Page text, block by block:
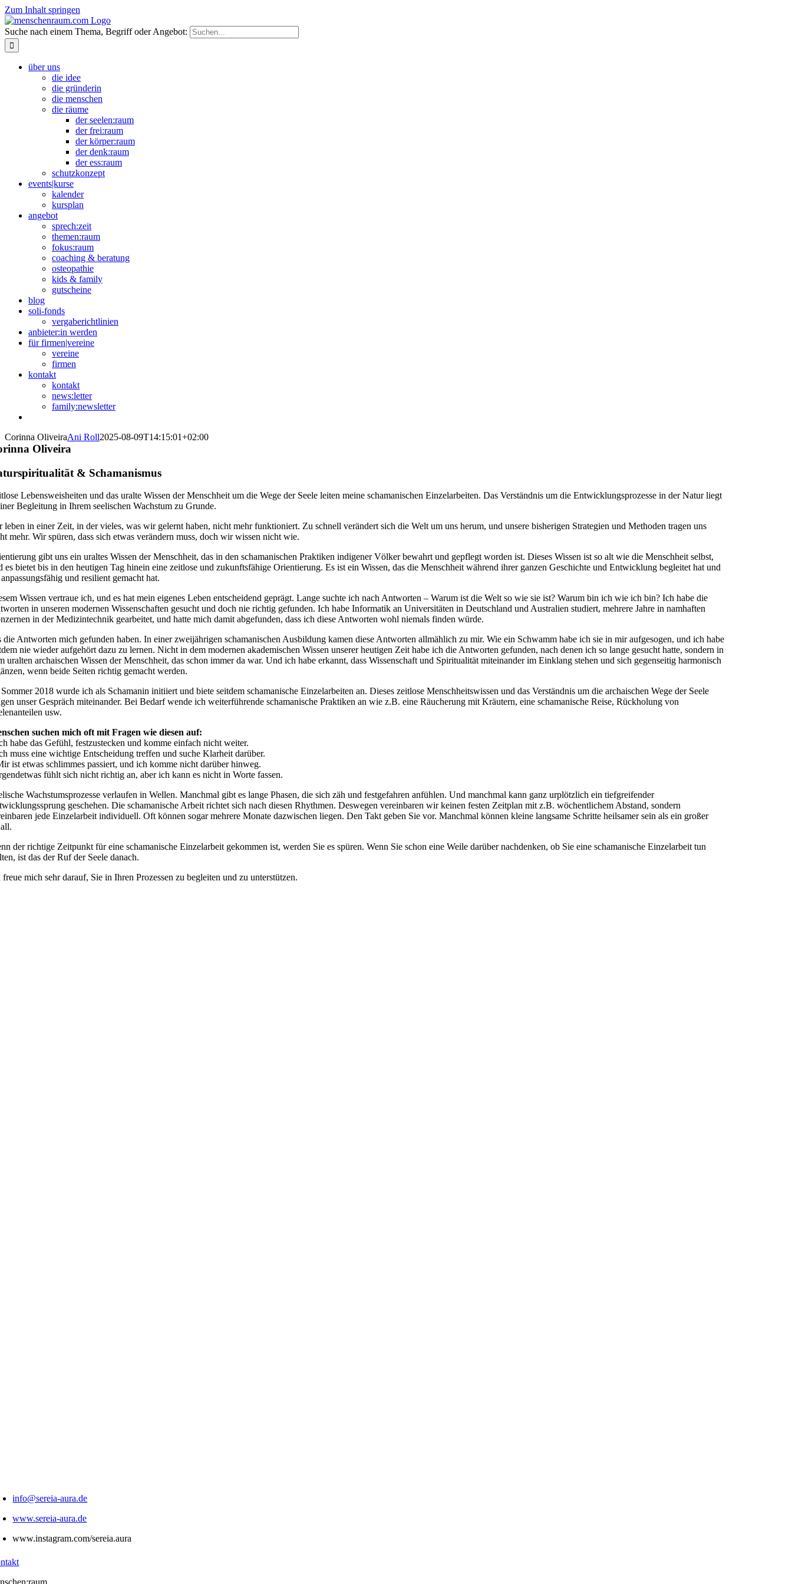
Zum Inhalt springen
Suche nach einem Thema, Begriff oder Angebot:
über uns
die idee
die gründerin
die menschen
die räume
der seelen:raum
der frei:raum
der körper:raum
der denk:raum
der ess:raum
schutzkonzept
events|kurse
kalender
kursplan
angebot
sprech:zeit
themen:raum
fokus:raum
coaching & beratung
osteopathie
kids & family
gutscheine
blog
soli-fonds
vergaberichtlinien
anbieter:in werden
für firmen|vereine
vereine
firmen
kontakt
kontakt
news:letter
family:newsletter
Corinna OliveiraAni Roll2025-08-09T14:15:01+02:00
Oliveira
& Schamanismus
Lebensweisheiten und das uralte Wissen der Menschheit um die Wege der Seele leiten meine schamanischen Einzelarbeiten. Das Verständnis um die Entwicklungsprozesse in der Natur liegt
Begleitung in Ihrem seelischen Wachstum zu Grunde.
leben in einer Zeit, in der vieles, was wir gelernt haben, nicht mehr funktioniert. Zu schnell verändert sich die Welt um uns herum, und unsere bisherigen Strategien und Methoden tragen uns
mehr. Wir spüren, dass sich etwas verändern muss, doch wir wissen nicht wie.
gibt uns ein uraltes Wissen der Menschheit, das in den schamanischen Praktiken indigener Völker bewahrt und gepflegt worden ist. Dieses Wissen ist so alt wie die Menschheit selbst,
es bietet bis in den heutigen Tag hinein eine zeitlose und zukunftsfähige Orientierung. Es ist ein Wissen, das die Menschheit während ihrer ganzen Geschichte und Entwicklung begleitet hat und
anpassungsfähig und resilient gemacht hat.
Wissen vertraue ich, und es hat mein eigenes Leben entscheidend geprägt. Lange suchte ich nach Antworten – Warum ist die Welt so wie sie ist? Warum bin ich wie ich bin? Ich habe die
in unseren modernen Wissenschaften gesucht und doch nie richtig gefunden. Ich habe Informatik an Universitäten in Deutschland und Australien studiert, mehrere Jahre in namhaften
in der Medizintechnik gearbeitet, und hatte mich damit abgefunden, dass ich diese Antworten wohl niemals finden würde.
die Antworten mich gefunden haben. In einer zweijährigen schamanischen Ausbildung kamen diese Antworten allmählich zu mir. Wie ein Schwamm habe ich sie in mir aufgesogen, und ich habe
nie wieder aufgehört dazu zu lernen. Nicht in dem modernen akademischen Wissen unserer heutigen Zeit habe ich die Antworten gefunden, nach denen ich so lange gesucht hatte, sondern in
uralten archaischen Wissen der Menschheit, das schon immer da war. Und ich habe erkannt, dass Wissenschaft und Spiritualität miteinander im Einklang stehen und sich gegenseitig harmonisch
wenn beide Seiten richtig gemacht werden.
2018 wurde ich als Schamanin initiiert und biete seitdem schamanische Einzelarbeiten an. Dieses zeitlose Menschheitswissen und das Verständnis um die archaischen Wege der Seele
unser Gespräch miteinander. Bei Bedarf wende ich weiterführende schamanische Praktiken an wie z.B. eine Räucherung mit Kräutern, eine schamanische Reise, Rückholung von
usw.
suchen mich oft mit Fragen wie diesen auf:
habe das Gefühl, festzustecken und komme einfach nicht weiter.
muss eine wichtige Entscheidung treffen und suche Klarheit darüber.
ist etwas schlimmes passiert, und ich komme nicht darüber hinweg.
fühlt sich nicht richtig an, aber ich kann es nicht in Worte fassen.
Wachstumsprozesse verlaufen in Wellen. Manchmal gibt es lange Phasen, die sich zäh und festgefahren anfühlen. Und manchmal kann ganz urplötzlich ein tiefgreifender
geschehen. Die schamanische Arbeit richtet sich nach diesen Rhythmen. Deswegen vereinbaren wir keinen festen Zeitplan mit z.B. wöchentlichem Abstand, sondern
jede Einzelarbeit individuell. Oft können sogar mehrere Monate dazwischen liegen. Den Takt geben Sie vor. Manchmal können kleine langsame Schritte heilsamer sein als ein großer
der richtige Zeitpunkt für eine schamanische Einzelarbeit gekommen ist, werden Sie es spüren. Wenn Sie schon eine Weile darüber nachdenken, ob Sie eine schamanische Einzelarbeit tun
ist das der Ruf der Seele danach.
freue mich sehr darauf, Sie in Ihren Prozessen zu begleiten und zu unterstützen.
info@sereia-aura.de
www.sereia-aura.de
www.instagram.com/sereia.aura